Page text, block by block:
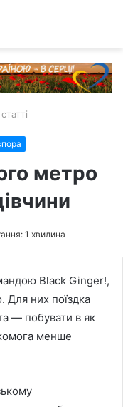
метро
1 хвилина
Black Ginger!,
Для них поїздка
— побувати в як
менше